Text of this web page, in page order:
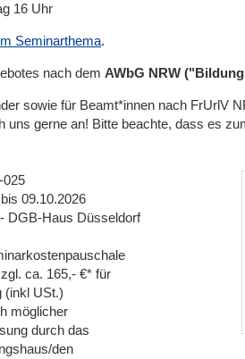
16 Uhr
Seminarthema.
nach dem AWbG NRW
sowie für Beamt*innen nach FrUrlV
uns gerne an! Bitte beachte, dass es
025
09.10.2026
DGB-Haus Düsseldorf
ca. 165,- €* für
(inkl USt.)
möglicher
durch das
den